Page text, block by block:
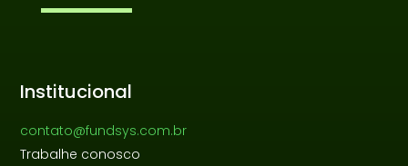
Institucional
contato@fundsys.com.br
Trabalhe conosco